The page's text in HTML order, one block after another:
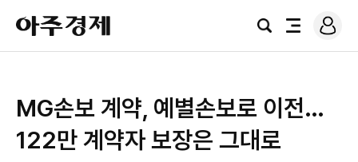
아
주
경
검
전
로
그
MG손보 계약, 예별손보로 이전…
122만 계약자 보장은 그대로